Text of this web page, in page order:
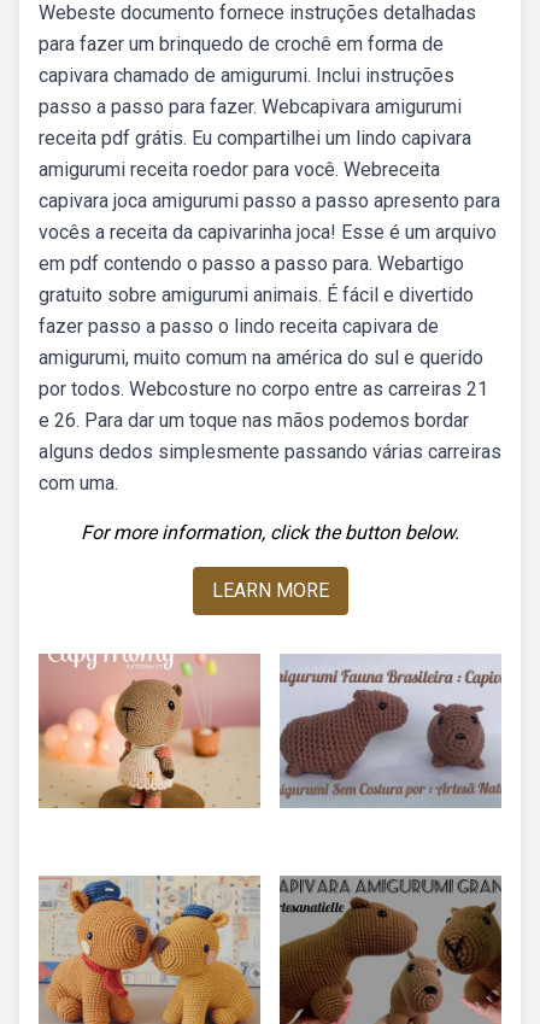
Webeste documento fornece instruções detalhadas
para fazer um brinquedo de crochê em forma de
capivara chamado de amigurumi. Inclui instruções
passo a passo para fazer. Webcapivara amigurumi
receita pdf grátis. Eu compartilhei um lindo capivara
amigurumi receita roedor para você. Webreceita
capivara joca amigurumi passo a passo apresento para
vocês a receita da capivarinha joca! Esse é um arquivo
em pdf contendo o passo a passo para. Webartigo
gratuito sobre amigurumi animais. É fácil e divertido
fazer passo a passo o lindo receita capivara de
amigurumi, muito comum na américa do sul e querido
por todos. Webcosture no corpo entre as carreiras 21
e 26. Para dar um toque nas mãos podemos bordar
alguns dedos simplesmente passando várias carreiras
com uma.
For more information, click the button below.
LEARN MORE